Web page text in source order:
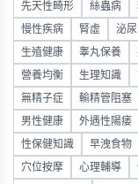
先天性畸形 絲蟲病
慢性疾病 腎虛 泌
生殖健康 睾丸保養
營養均衡 生理知識
無精子症 輸精管阻塞
男性健康 外遇性陽痿
性保健知識 早洩食物
穴位按摩 心理輔導